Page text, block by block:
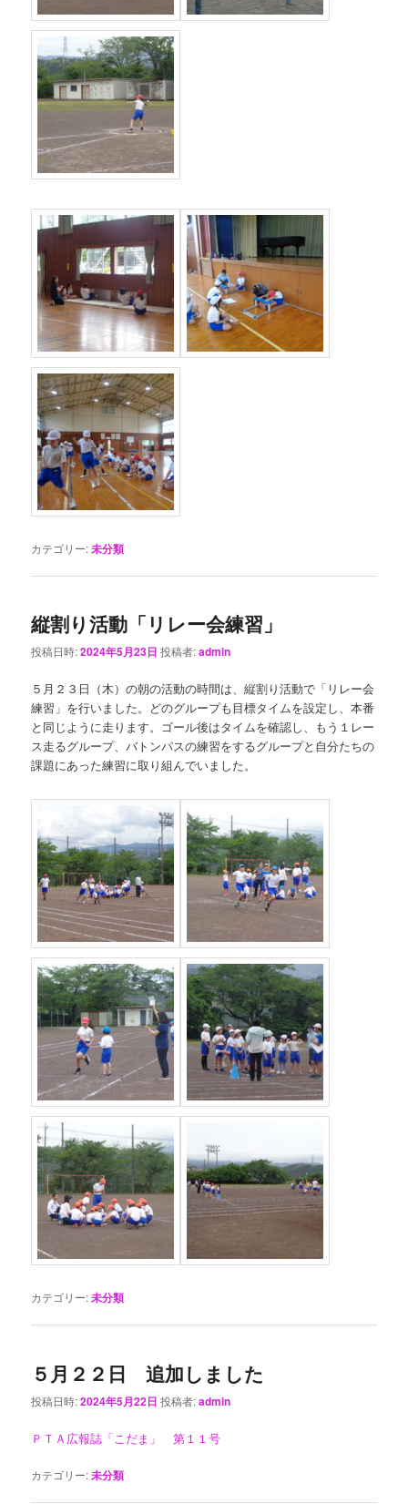
カテゴリー:未分類
縦割り活動「リレー会練習」
投稿日時:2024年5月23日 投稿者:admin
５月２３日（木）の朝の活動の時間は、縦割り活動で「リレー会
練習」を行いました。どのグループも目標タイムを設定し、本番
と同じように走ります。ゴール後はタイムを確認し、もう１レー
ス走るグループ、バトンパスの練習をするグループと自分たちの
課題にあった練習に取り組んでいました。
カテゴリー:未分類
５月２２日 追加しました
投稿日時:2024年5月22日 投稿者:admin
ＰＴＡ広報誌「こだま」 第１１号
カテゴリー:未分類